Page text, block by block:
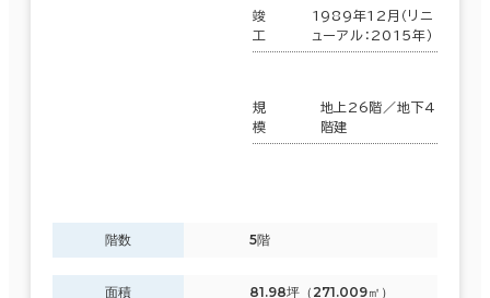
竣
工
1989年12月（リニ
ューアル：2015年）
規
模
地上26階／地下4
階建
階数 5階
面積 81.98坪（271.009㎡）